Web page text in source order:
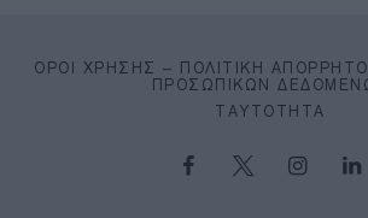
ΌΡΟΙ ΧΡΉΣΗΣ – ΠΟΛΙΤΙΚΉ
ΠΡΟΣΩΠΙΚΏΝ
ΤΑΥΤΌΤΗΤΑ